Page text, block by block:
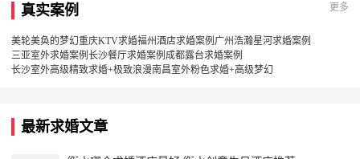
真实案例 更多
美轮美奂的梦幻重庆KTV求婚福州酒店求婚案例广州浩瀚星河求婚案例
三亚室外求婚案例长沙餐厅求婚案例成都露台求婚案例
长沙室外高级精致求婚+极致浪漫南昌室外粉色求婚+高级梦幻
最新求婚文章